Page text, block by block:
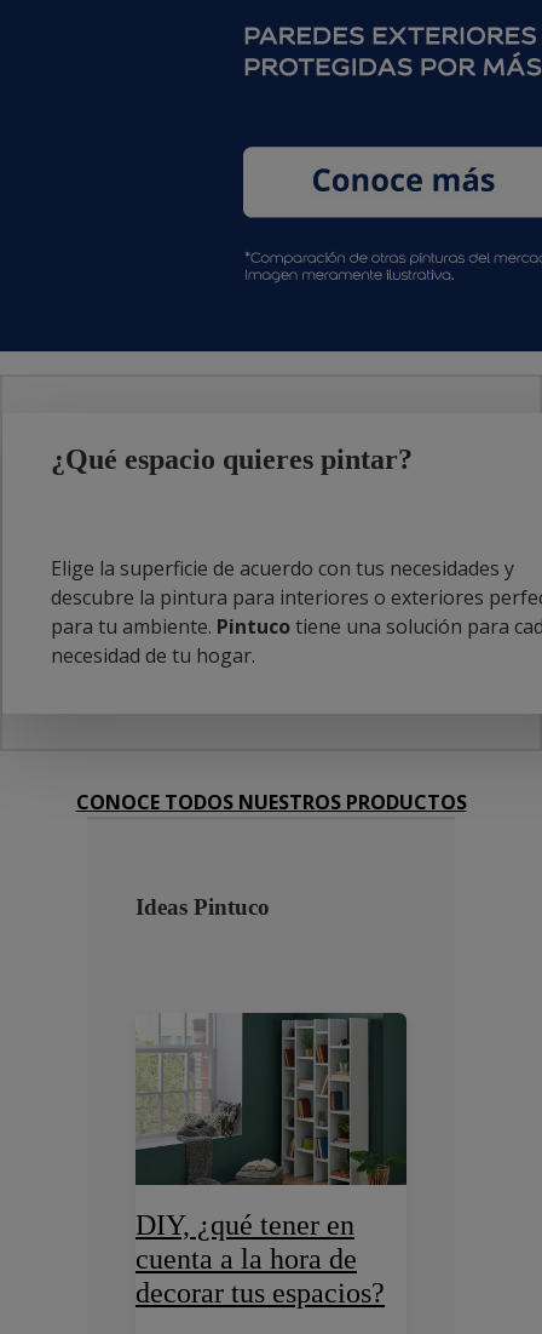
¿Qué espacio quieres pintar?
Elige la superficie de acuerdo con tus necesidades y
descubre la pintura para interiores o exteriores
para tu ambiente. Pintucotiene una solución para
necesidad de tu hogar.
CONOCE TODOS NUESTROS PRODUCTOS
Ideas Pintuco
DIY, ¿qué tener en
cuenta a la hora de
decorar tus espacios?